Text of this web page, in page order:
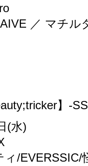
／ マチル
】-
(水)
ィ/EVERSSIC/